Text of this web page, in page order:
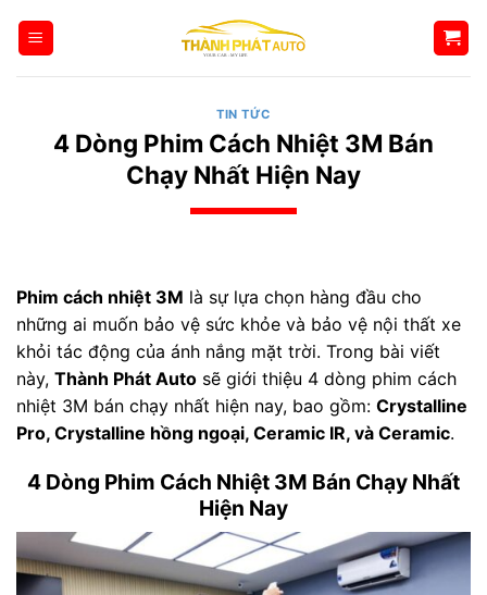
qua
TIN TỨC
4 Dòng Phim Cách Nhiệt 3M Bán
Chạy Nhất Hiện Nay
Phim cách nhiệt 3M là sự lựa chọn hàng đầu cho
những ai muốn bảo vệ sức khỏe và bảo vệ nội thất xe
khỏi tác động của ánh nắng mặt trời. Trong bài viết
này, Thành Phát Auto sẽ giới thiệu 4 dòng phim cách
nhiệt 3M bán chạy nhất hiện nay, bao gồm: Crystalline
Pro, Crystalline hồng ngoại, Ceramic IR, và Ceramic.
4 Dòng Phim Cách Nhiệt 3M Bán Chạy Nhất
Hiện Nay